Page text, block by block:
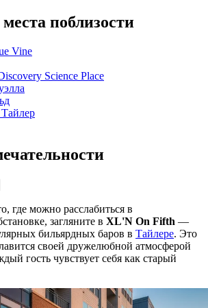
поблизости
Vine
Science Place
где можно расслабиться в
загляните в XL'N On Fifth —
бильярдных баров в Тайлере. Это
своей дружелюбной атмосферой
гость чувствует себя как старый